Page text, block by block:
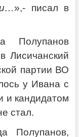
»,- писал в
Полупанов
Лисичанский
партии ВО
у Ивана с
и кандидатом
стал.
Полупанов,